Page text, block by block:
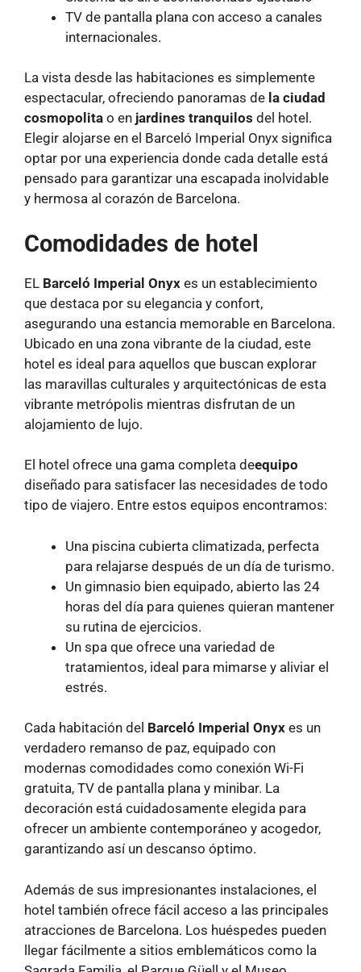
TV de pantalla plana con acceso a canales
internacionales.
La vista desde las habitaciones es simplemente
espectacular, ofreciendo panoramas de la ciudad
cosmopolita o en jardines tranquilos del hotel.
Elegir alojarse en el Barceló Imperial Onyx significa
optar por una experiencia donde cada detalle está
pensado para garantizar una escapada inolvidable
y hermosa al corazón de Barcelona.
Comodidades de hotel
EL Barceló Imperial Onyx es un establecimiento
que destaca por su elegancia y confort,
asegurando una estancia memorable en Barcelona.
Ubicado en una zona vibrante de la ciudad, este
hotel es ideal para aquellos que buscan explorar
las maravillas culturales y arquitectónicas de esta
vibrante metrópolis mientras disfrutan de un
alojamiento de lujo.
El hotel ofrece una gama completa deequipo
diseñado para satisfacer las necesidades de todo
tipo de viajero. Entre estos equipos encontramos:
Una piscina cubierta climatizada, perfecta
para relajarse después de un día de turismo.
Un gimnasio bien equipado, abierto las 24
horas del día para quienes quieran mantener
su rutina de ejercicios.
Un spa que ofrece una variedad de
tratamientos, ideal para mimarse y aliviar el
estrés.
Cada habitación del Barceló Imperial Onyx es un
verdadero remanso de paz, equipado con
modernas comodidades como conexión Wi-Fi
gratuita, TV de pantalla plana y minibar. La
decoración está cuidadosamente elegida para
ofrecer un ambiente contemporáneo y acogedor,
garantizando así un descanso óptimo.
Además de sus impresionantes instalaciones, el
hotel también ofrece fácil acceso a las principales
atracciones de Barcelona. Los huéspedes pueden
llegar fácilmente a sitios emblemáticos como la